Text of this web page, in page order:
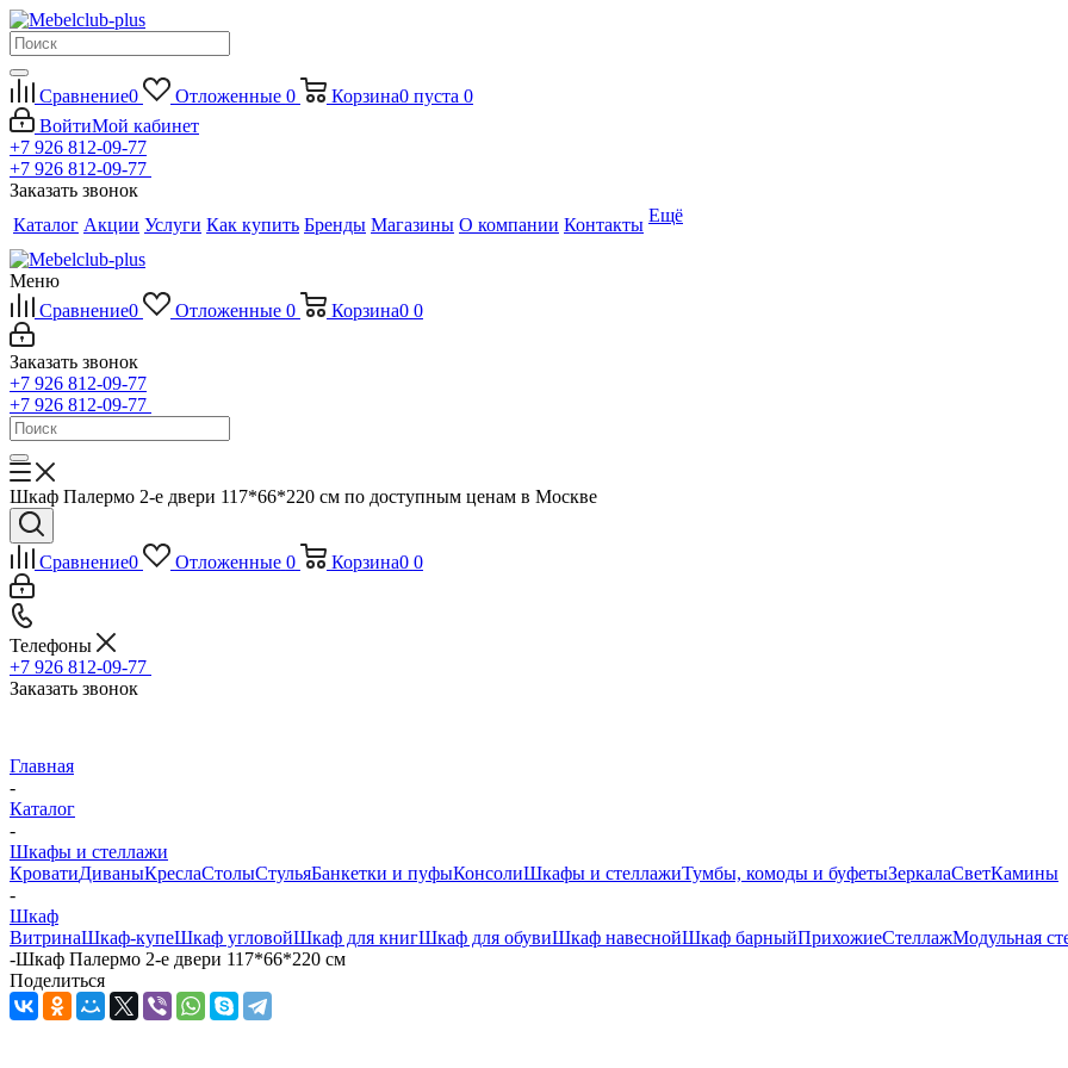
Сравнение0 Отложенные 0 Корзина0 пуста 0
ВойтиМой кабинет
+7 926 812-09-77
+7 926 812-09-77
Заказать звонок
Каталог Акции Услуги Как купить Бренды Магазины О компании Контакты Ещё
Меню
Сравнение0 Отложенные 0 Корзина0 0
Заказать звонок
+7 926 812-09-77
+7 926 812-09-77
Шкаф Палермо 2-е двери 117*66*220 см по доступным ценам в Москве
Сравнение0 Отложенные 0 Корзина0 0
Телефоны
+7 926 812-09-77
Заказать звонок
Главная
-
Каталог
-
Шкафы и стеллажи
КроватиДиваныКреслаСтолыСтульяБанкетки и пуфыКонсолиШкафы и стеллажиТумбы, комоды и буфетыЗеркалаСветКамины
-
Шкаф
ВитринаШкаф-купеШкаф угловойШкаф для книгШкаф для обувиШкаф навеснойШкаф барныйПрихожиеСтеллажМодульная
-Шкаф Палермо 2-е двери 117*66*220 см
Поделиться